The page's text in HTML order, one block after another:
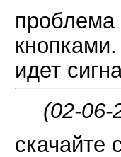
проблема
идет
(02-06-
скачайте